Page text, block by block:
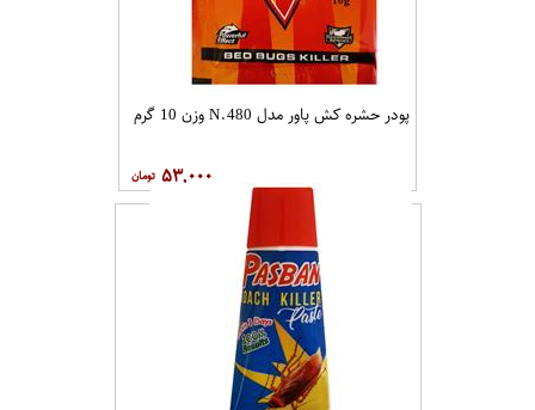
پودر حشره کش پاور مدل N.480 وزن 10 گرم
۵۳,۰۰۰